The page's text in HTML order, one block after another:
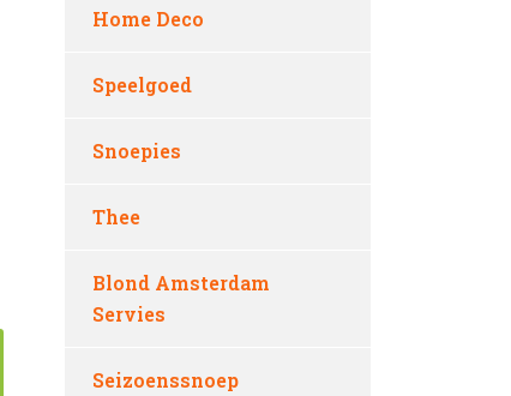
Home Deco
Speelgoed
Snoepies
Thee
Blond Amsterdam
Servies
Seizoenssnoep